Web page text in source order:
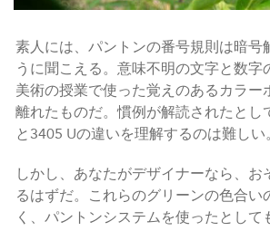
素人には、パントンの番号規則は暗号
うに聞こえる。意味不明の文字と数字
美術の授業で使った覚えのあるカラー
離れたものだ。慣例が解読されたとし
と3405 Uの違いを理解するのは難しい。
しかし、あなたがデザイナーなら、お
るはずだ。これらのグリーンの色合い
く、パントンシステムを使ったとして